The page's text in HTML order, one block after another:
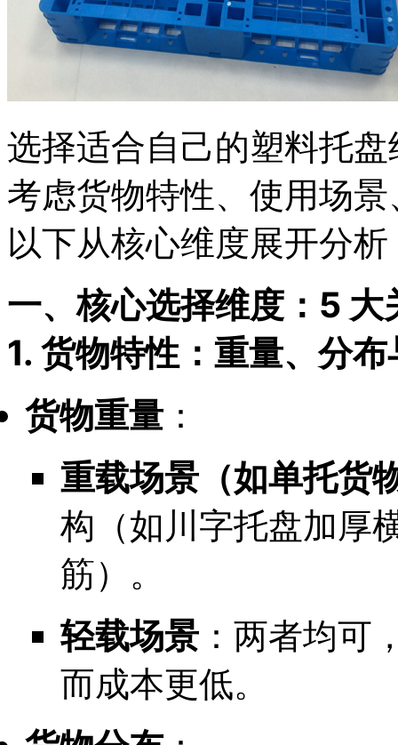
选择适合自己的塑料托
考虑货物特性、使用场
以下从核心维度展开分
一、核心选择维度：5 大
1. 货物特性：重量、分
货物重量 ：
重载场景（如单托货
构（如川字托盘加厚
筋）。
轻载场景 ：两者均可
而成本更低。